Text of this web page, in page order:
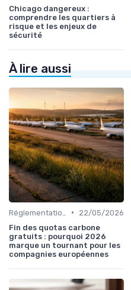
Chicago dangereux :
comprendre les quartiers à
risque et les enjeux de
sécurité
À lire aussi
•
22/05/2026
Fin des quotas carbone
gratuits : pourquoi 2026
marque un tournant pour les
compagnies européennes